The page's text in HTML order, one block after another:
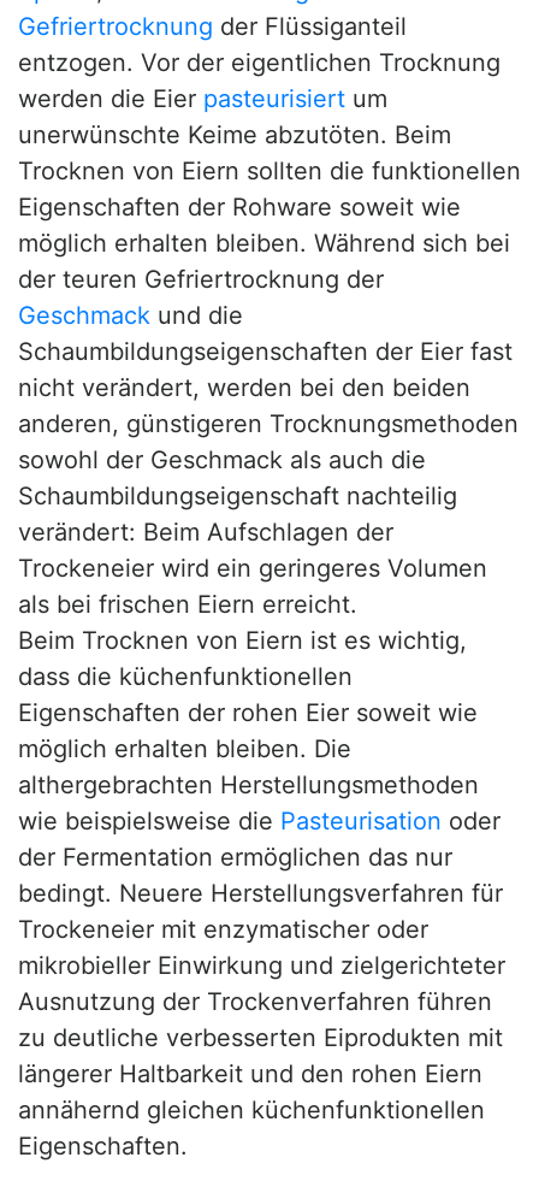
Gefriertrocknung der Flüssiganteil
entzogen. Vor der eigentlichen Trocknung
werden die Eier pasteurisiert um
unerwünschte Keime abzutöten. Beim
Trocknen von Eiern sollten die funktionellen
Eigenschaften der Rohware soweit wie
möglich erhalten bleiben. Während sich bei
der teuren Gefriertrocknung der
Geschmack und die
Schaumbildungseigenschaften der Eier fast
nicht verändert, werden bei den beiden
anderen, günstigeren Trocknungsmethoden
sowohl der Geschmack als auch die
Schaumbildungseigenschaft nachteilig
verändert: Beim Aufschlagen der
Trockeneier wird ein geringeres Volumen
als bei frischen Eiern erreicht.
Beim Trocknen von Eiern ist es wichtig,
dass die küchenfunktionellen
Eigenschaften der rohen Eier soweit wie
möglich erhalten bleiben. Die
althergebrachten Herstellungsmethoden
wie beispielsweise die Pasteurisation oder
der Fermentation ermöglichen das nur
bedingt. Neuere Herstellungsverfahren für
Trockeneier mit enzymatischer oder
mikrobieller Einwirkung und zielgerichteter
Ausnutzung der Trockenverfahren führen
zu deutliche verbesserten Eiprodukten mit
längerer Haltbarkeit und den rohen Eiern
annähernd gleichen küchenfunktionellen
Eigenschaften.